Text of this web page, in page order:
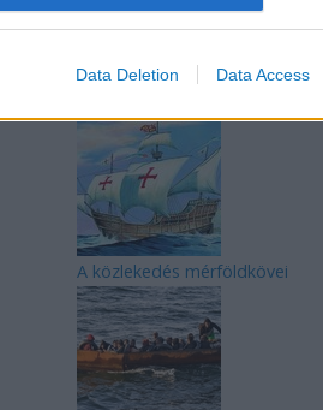
Data Deletion Data Access
LEGFRISSEBB
A közlekedés mérföldkövei